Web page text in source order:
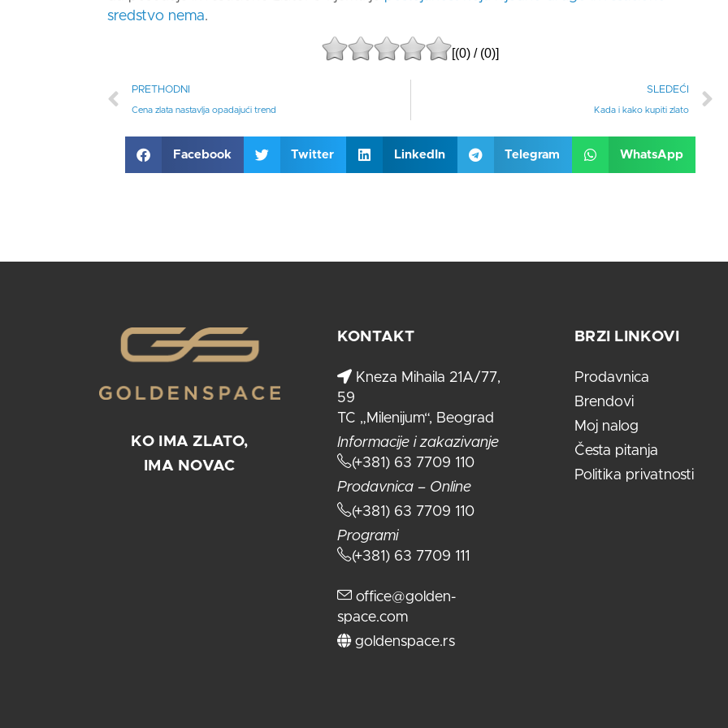
sredstvo nema.
[(0) / (0)]
PRETHODNI
Cena zlata nastavlja opadajući trend
SLEDEĆI
Kada i kako kupiti zlato
Facebook Twitter LinkedIn Telegram WhatsApp
KO IMA ZLATO,
IMA NOVAC
KONTAKT
Kneza Mihaila 21A/77,
59
TC „Milenijum“, Beograd
Informacije i zakazivanje
(+381) 63 7709 110
Prodavnica – Online
(+381) 63 7709 110
Programi
(+381) 63 7709 111
office@golden-
space.com
goldenspace.rs
BRZI LINKOVI
Prodavnica
Brendovi
Moj nalog
Česta pitanja
Politika privatnosti